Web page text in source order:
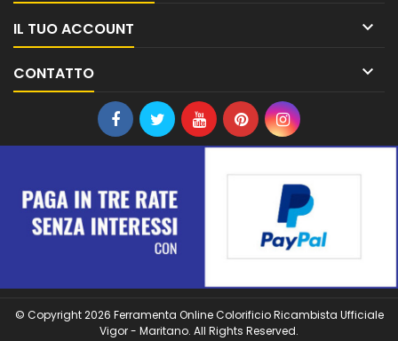
IL TUO ACCOUNT 
CONTATTO 
© Copyright 2026 Ferramenta Online Colorificio Ricambista Ufficiale
Vigor - Maritano. All Rights Reserved.